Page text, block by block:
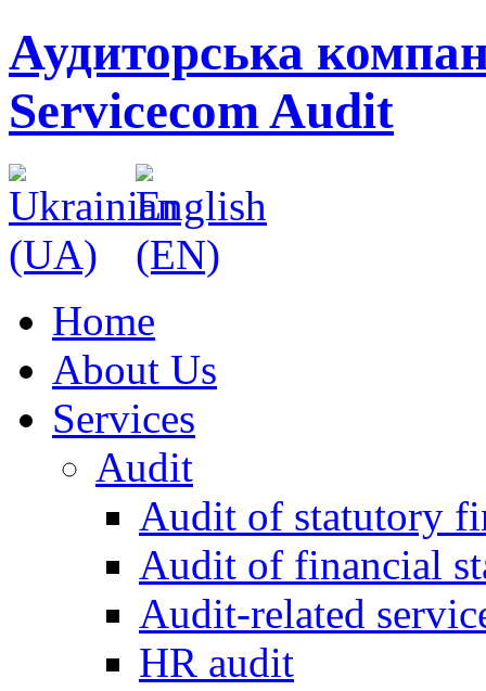
Аудиторська
Servicecom Audit
Home
About Us
Services
Audit
Audit of statutory
Audit of financial
Audit-related
HR audit